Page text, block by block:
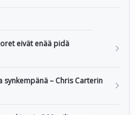
eivät enää pidä
synkempänä – Chris Carterin